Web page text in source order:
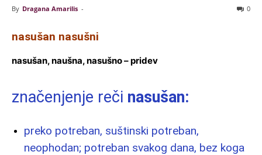
By Dragana Amarilis - 0
nasušan nasušni
nasušan, naušna, nasušno – pridev
značenjenje reči nasušan:
preko potreban, suštinski potreban,
neophodan; potreban svakog dana, bez koga